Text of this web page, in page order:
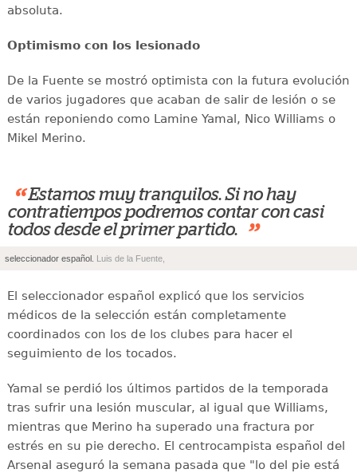
absoluta.
Optimismo con los lesionado
De la Fuente se mostró optimista con la futura evolución
de varios jugadores que acaban de salir de lesión o se
están reponiendo como Lamine Yamal, Nico Williams o
Mikel Merino.
“ Estamos muy tranquilos. Si no hay
contratiempos podremos contar con casi
todos desde el primer partido.
”
seleccionador español. Luis de la Fuente,
El seleccionador español explicó que los servicios
médicos de la selección están completamente
coordinados con los de los clubes para hacer el
seguimiento de los tocados.
Yamal se perdió los últimos partidos de la temporada
tras sufrir una lesión muscular, al igual que Williams,
mientras que Merino ha superado una fractura por
estrés en su pie derecho. El centrocampista español del
Arsenal aseguró la semana pasada que "lo del pie está